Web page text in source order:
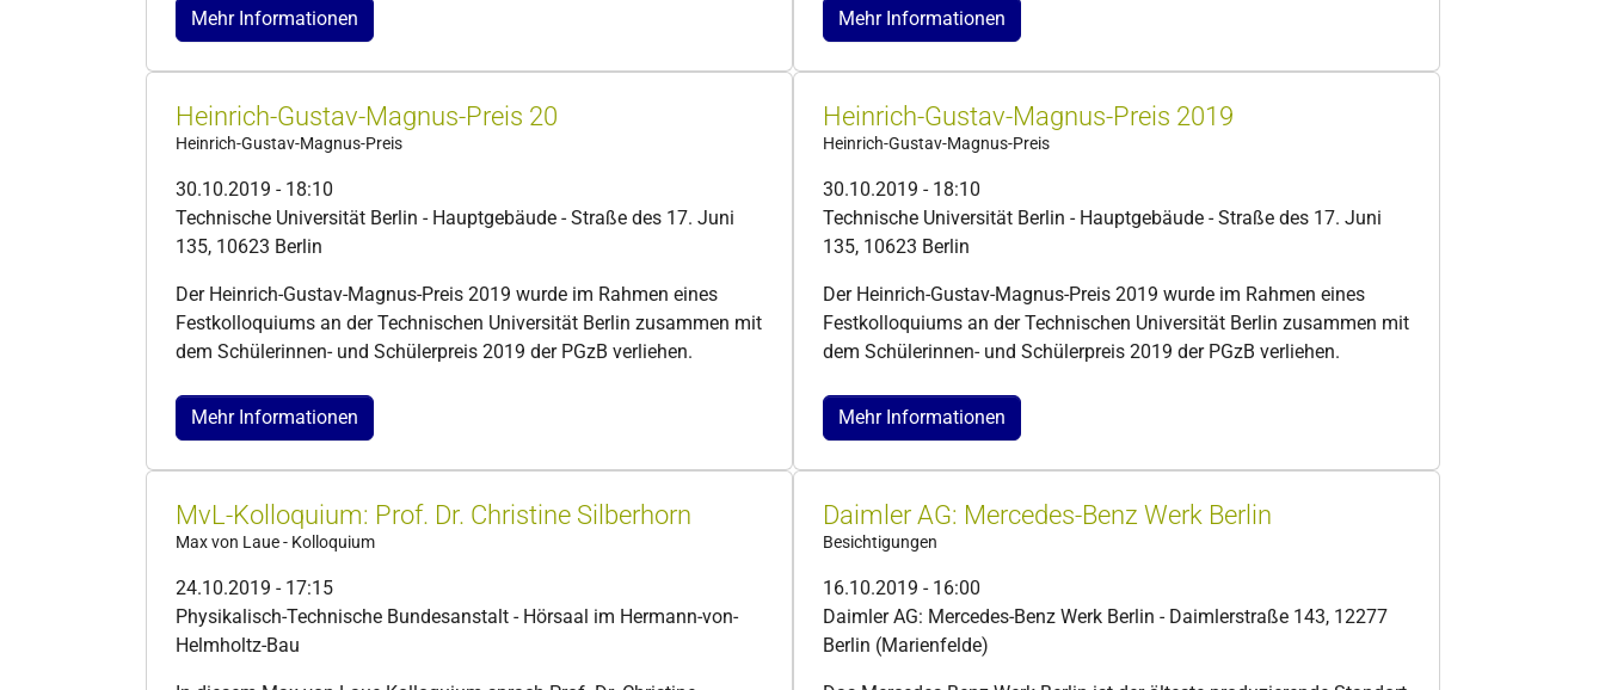
Mehr Informationen Mehr Informationen
Heinrich-Gustav-Magnus-Preis 20
Heinrich-Gustav-Magnus-Preis
30.10.2019 - 18:10
Technische Universität Berlin - Hauptgebäude - Straße des 17. Juni
135, 10623 Berlin
Der Heinrich-Gustav-Magnus-Preis 2019 wurde im Rahmen eines
Festkolloquiums an der Technischen Universität Berlin zusammen mit
dem Schülerinnen- und Schülerpreis 2019 der PGzB verliehen.
Mehr Informationen
Heinrich-Gustav-Magnus-Preis 2019
Heinrich-Gustav-Magnus-Preis
30.10.2019 - 18:10
Technische Universität Berlin - Hauptgebäude - Straße des 17. Juni
135, 10623 Berlin
Der Heinrich-Gustav-Magnus-Preis 2019 wurde im Rahmen eines
Festkolloquiums an der Technischen Universität Berlin zusammen mit
dem Schülerinnen- und Schülerpreis 2019 der PGzB verliehen.
Mehr Informationen
MvL-Kolloquium: Prof. Dr. Christine Silberhorn
Max von Laue - Kolloquium
24.10.2019 - 17:15
Physikalisch-Technische Bundesanstalt - Hörsaal im Hermann-von-
Helmholtz-Bau
Daimler AG: Mercedes-Benz Werk Berlin
Besichtigungen
16.10.2019 - 16:00
Daimler AG: Mercedes-Benz Werk Berlin - Daimlerstraße 143, 12277
Berlin (Marienfelde)